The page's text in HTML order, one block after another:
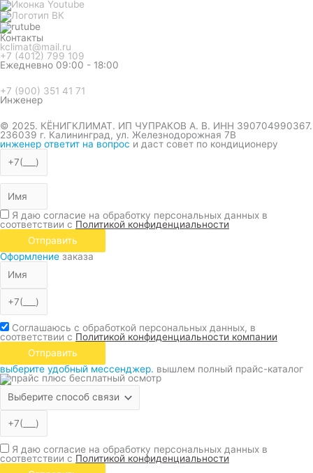
Контакты
kclimat@mail.ru
+7 (4012) 799 109
Ежедневно 09:00 - 18:00
+7 (900) 351 41 71
Инженер
© 2025. КЁНИГКЛИМАТ. ИП ЧУПРАКОВ А. В. ИНН 390704990367.
236039 г. Калининград, ул. Железнодорожная 7В
инженер ответит на вопрос и даст совет по кондиционеру
Я даю согласие на обработку персональных данных в
соответствии с Политикой конфиденциальности
Отправить
Оформление заказа
Соглашаюсь с обработкой персональных данных, в
соответствии с Политикой конфиденциальности компании
Отправить
выберите удобный мессенджер. вышлем полный прайс-каталог
Я даю согласие на обработку персональных данных в
соответствии с Политикой конфиденциальности